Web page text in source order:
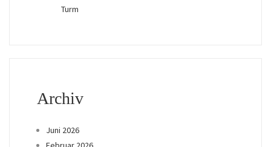
Turm
Archiv
Juni 2026